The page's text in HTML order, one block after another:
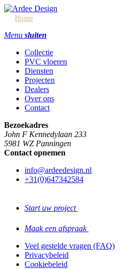
Home
Menu sluiten
Collectie
PVC vloeren
Diensten
Projecten
Dealers
Over ons
Contact
Bezoekadres
John F Kennedylaan 233
5981 WZ Panningen
Contact opnemen
info@ardeedesign.nl
+31(0)647342584
Start uw project
Maak een afspraak
Veel gestelde vragen (FAQ)
Privacybeleid
Cookiebeleid